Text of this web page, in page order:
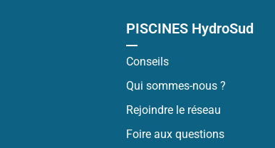
PISCINES HydroSud
Conseils
Qui sommes-nous ?
Rejoindre le réseau
Foire aux questions